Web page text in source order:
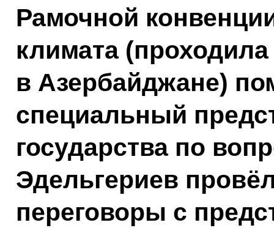
Рамочной
климата
в Азербайджане)
специальный
государства по
Эдельгериев
переговоры с